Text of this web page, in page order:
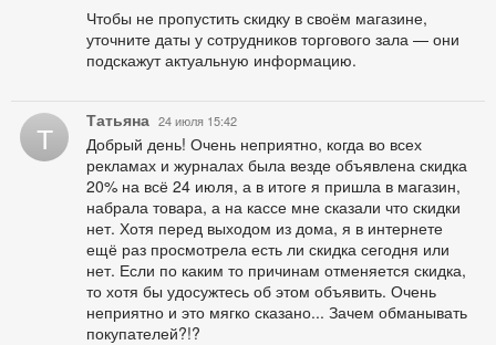
Чтобы не пропустить скидку в своём магазине,
уточните даты у сотрудников торгового зала — они
подскажут актуальную информацию.
Т Татьяна 24 июля 15:42
Добрый день! Очень неприятно, когда во всех
рекламах и журналах была везде объявлена скидка
20% на всё 24 июля, а в итоге я пришла в магазин,
набрала товара, а на кассе мне сказали что скидки
нет. Хотя перед выходом из дома, я в интернете
ещё раз просмотрела есть ли скидка сегодня или
нет. Если по каким то причинам отменяется скидка,
то хотя бы удосужтесь об этом объявить. Очень
неприятно и это мягко сказано... Зачем обманывать
покупателей?!?